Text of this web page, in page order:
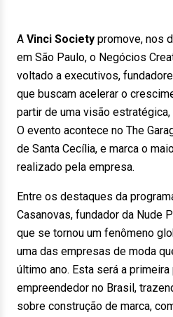
A Vinci Society promove, nos
em São Paulo, o Negócios
voltado a executivos,
que buscam acelerar o
partir de uma visão
O evento acontece no The
de Santa Cecília, e marca o
realizado pela empresa.
Entre os destaques da
Casanovas, fundador da Nude
que se tornou um fenômeno
uma das empresas de moda
último ano. Esta será a
empreendedor no Brasil,
sobre construção de marca,